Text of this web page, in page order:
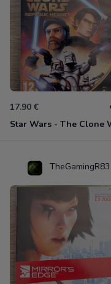
17.90 €
TheGamingR83